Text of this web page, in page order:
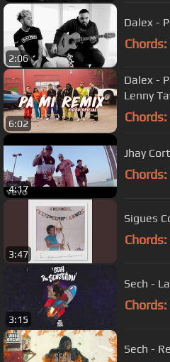
2:06
Dalex -
Chords:
6:02
Dalex -
Lenny
Chords:
4:17
Jhay
Chords:
3:47
Sigues
Chords:
3:15
Chords:
Sech -